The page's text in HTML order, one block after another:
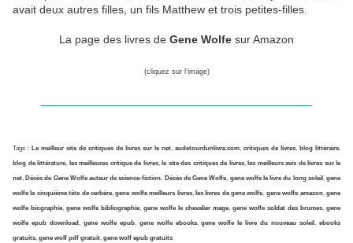
avait deux autres filles, un fils Matthew et trois petites-filles.
La page des livres de Gene Wolfe sur Amazon
(cliquez sur l'image)
Tags : Le meilleur site de critiques de livres sur le net, audetourdunlivre.com, critiques de livres, blog littéraire,
blog de littérature, les meilleures critique de livres,le site des critiques de livres,les meilleurs avis de livres sur le
net, Décès de Gene Wolfe auteur de science-fiction, Décès de Gene Wolfe, gene wolfe le livre du long soleil ,gene
wolfe la cinquième tête de cerbère,gene wolfe meilleurs livres, les livres de gene wolfe, gene wolfe amazon,gene
wolfe biographie, gene wolfe bibliographie, gene wolfe le chevalier mage, gene wolfe soldat des brumes, gene
wolfe epub download , gene wolfe epub, gene wolfe ebooks,gene wolfe le livre du nouveau soleil, ebooks
gratuits, gene wolf pdf gratuit, gene wolf epub gratuits